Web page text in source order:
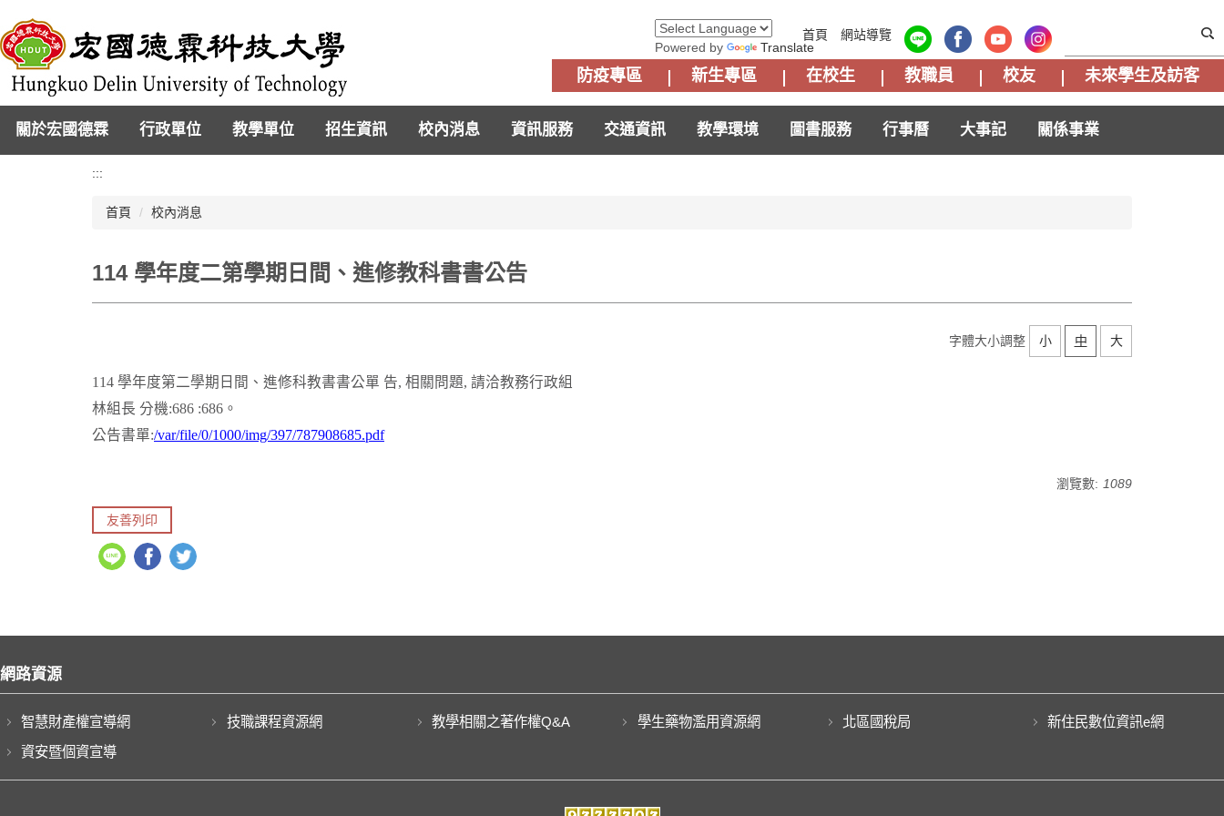
到
主
要
內
容
區
Powered by Translate
首頁 網站導覽
防疫專區 新生專區 在校生 教職員 校友 未來學生及訪客
關於宏國德霖 行政單位 教學單位 招生資訊 校內消息 資訊服務 交通資訊 教學環境 圖書服務 行事曆 大事記 關係事業
:::
首頁 校內消息
114 學年度二第學期日間、進修教科書書公告
字體大小調整 小 中 大
114 學年度第二學期日間、進修科教書書公單 告, 相關問題, 請洽教務行政組
林組長 分機:686 :686。
公告書單:/var/file/0/1000/img/397/787908685.pdf
瀏覽數: 1089
友善列印
網路資源
智慧財產權宣導網 技職課程資源網 教學相關之著作權Q&A 學生藥物濫用資源網 北區國稅局
新住民數位資訊e網
資安暨個資宣導